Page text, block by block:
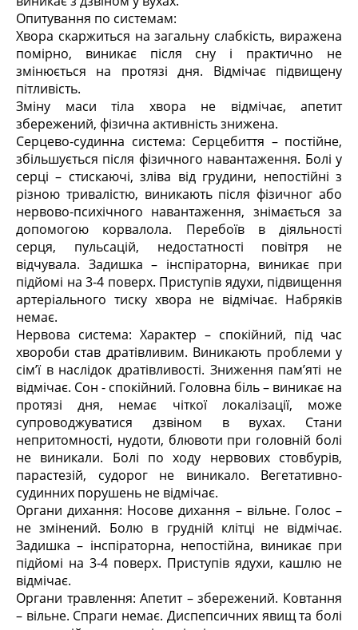
Опитування по системам:
Хвора скаржиться на загальну слабкість, виражена
помірно, виникає після сну і практично не
змінюється на протязі дня. Відмічає підвищену
пітливість.
Зміну маси тіла хвора не відмічає, апетит
збережений, фізична активність знижена.
Серцево-судинна система: Серцебиття – постійне,
збільшується після фізичного навантаження. Болі у
серці – стискаючі, зліва від грудини, непостійні з
різною тривалістю, виникають після фізичног або
нервово-психічного навантаження, знімається за
допомогою корвалола. Перебоїв в діяльності
серця, пульсацій, недостатності повітря не
відчувала. Задишка – інспіраторна, виникає при
підйомі на 3-4 поверх. Приступів ядухи, підвищення
артеріального тиску хвора не відмічає. Набряків
немає.
Нервова система: Характер – спокійний, під час
хвороби став дратівливим. Виникають проблеми у
сім’ї в наслідок дратівливості. Зниження пам’яті не
відмічає. Сон - спокійний. Головна біль – виникає на
протязі дня, немає чіткої локалізації, може
супроводжуватися дзвіном в вухах. Стани
непритомності, нудоти, блювоти при головній болі
не виникали. Болі по ходу нервових стовбурів,
парастезій, судорог не виникало. Вегетативно-
судинних порушень не відмічає.
Органи дихання: Носове дихання – вільне. Голос –
не змінений. Болю в грудній клітці не відмічає.
Задишка – інспіраторна, непостійна, виникає при
підйомі на 3-4 поверх. Приступів ядухи, кашлю не
відмічає.
Органи травлення: Апетит – збережений. Ковтання
– вільне. Спраги немає. Диспепсичних явищ та болі